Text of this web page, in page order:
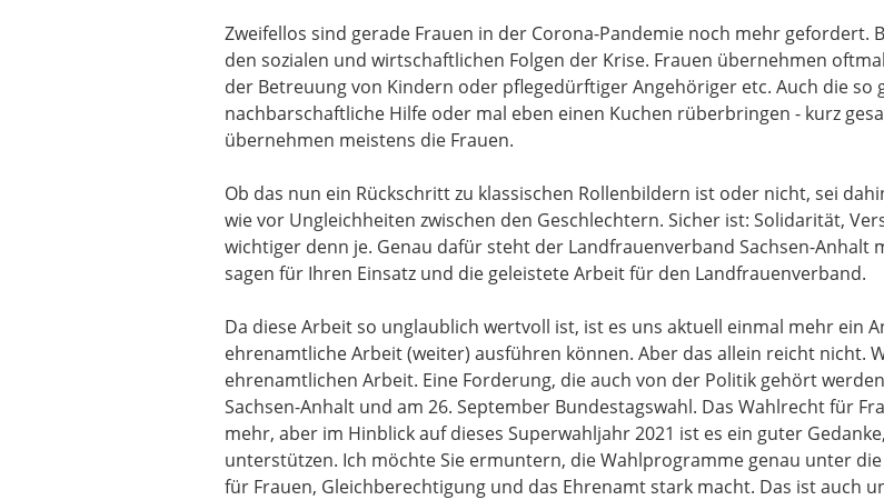
Zweifellos sind gerade Frauen in der Corona-Pandemie noch mehr gefordert.
den sozialen und wirtschaftlichen Folgen der Krise. Frauen übernehmen
der Betreuung von Kindern oder pflegedürftiger Angehöriger etc. Auch die so
nachbarschaftliche Hilfe oder mal eben einen Kuchen rüberbringen - kurz
übernehmen meistens die Frauen.
Ob das nun ein Rückschritt zu klassischen Rollenbildern ist oder nicht, sei
wie vor Ungleichheiten zwischen den Geschlechtern. Sicher ist: Solidarität,
wichtiger denn je. Genau dafür steht der Landfrauenverband Sachsen-Anhalt
sagen für Ihren Einsatz und die geleistete Arbeit für den Landfrauenverband.
Da diese Arbeit so unglaublich wertvoll ist, ist es uns aktuell einmal mehr ein
ehrenamtliche Arbeit (weiter) ausführen können. Aber das allein reicht nicht.
ehrenamtlichen Arbeit. Eine Forderung, die auch von der Politik gehört
Sachsen-Anhalt und am 26. September Bundestagswahl. Das Wahlrecht für
mehr, aber im Hinblick auf dieses Superwahljahr 2021 ist es ein guter
unterstützen. Ich möchte Sie ermuntern, die Wahlprogramme genau unter
für Frauen, Gleichberechtigung und das Ehrenamt stark macht. Das ist auch